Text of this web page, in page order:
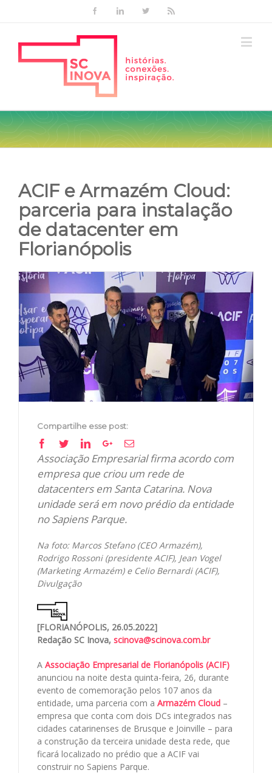
FacebookLinkedinTwitter
ACIF e Armazém Cloud:
parceria para instalação
de datacenter em
Florianópolis
View
Larger
Image
Compartilhe esse post:
Facebook
TwitterLinkedinGoogle+Email
Associação Empresarial firma acordo com
empresa que criou um rede de
datacenters em Santa Catarina. Nova
unidade será em novo prédio da entidade
no Sapiens Parque.
Na foto: Marcos Stefano (CEO Armazém),
Rodrigo Rossoni (presidente ACIF), Jean Vogel
(Marketing Armazém) e Celio Bernardi (ACIF),
Divulgação
[FLORIANÓPOLIS, 26.05.2022]
Redação SC Inova, scinova@scinova.com.br
A Associação Empresarial de Florianópolis (ACIF)
anunciou na noite desta quinta-feira, 26, durante
evento de comemoração pelos 107 anos da
entidade, uma parceria com a Armazém Cloud –
empresa que conta com dois DCs integrados nas
cidades catarinenses de Brusque e Joinville – para
a construção da terceira unidade desta rede, que
ficará localizado no prédio que a ACIF vai
construir no Sapiens Parque.